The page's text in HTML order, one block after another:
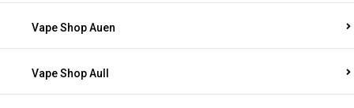
Vape Shop Auen
Vape Shop Aull